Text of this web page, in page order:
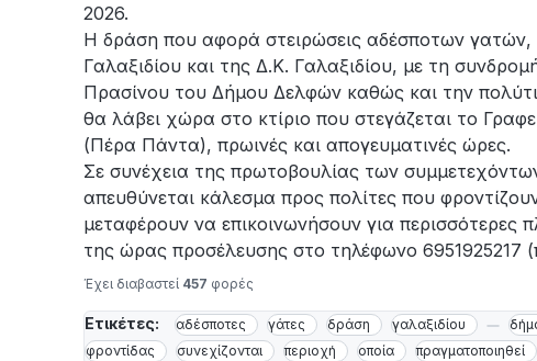
2026.
Η δράση που αφορά στειρώσεις αδέσποτων γατών,
Γαλαξιδίου και της Δ.Κ. Γαλαξιδίου, με τη
Πρασίνου του Δήμου Δελφών καθώς και την
θα λάβει χώρα στο κτίριο που στεγάζεται το
(Πέρα Πάντα), πρωινές και απογευματινές ώρες.
Σε συνέχεια της πρωτοβουλίας των
απευθύνεται κάλεσμα προς πολίτες που
μεταφέρουν να επικοινωνήσουν για περισσότερες
της ώρας προσέλευσης στο τηλέφωνο 6951925217
Έχει διαβαστεί 457 φορές
Ετικέτες: αδέσποτες γάτες δράση γαλαξιδίου
φροντίδας
συνεχίζονται περιοχή οποία πραγματοποιηθεί